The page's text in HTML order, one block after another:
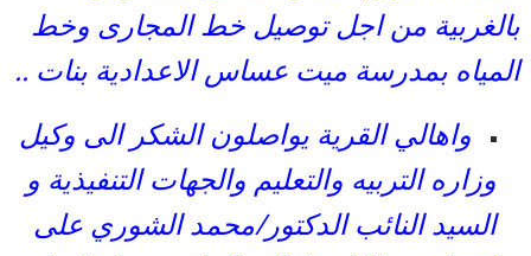
بالغربية من اجل توصيل خط المجارى وخط
المياه بمدرسة ميت عساس الاعدادية بنات ..
واهالي القرية يواصلون الشكر الى وكيل
وزاره التربيه والتعليم والجهات التنفيذية و
السيد النائب الدكتور/محمد الشوري على